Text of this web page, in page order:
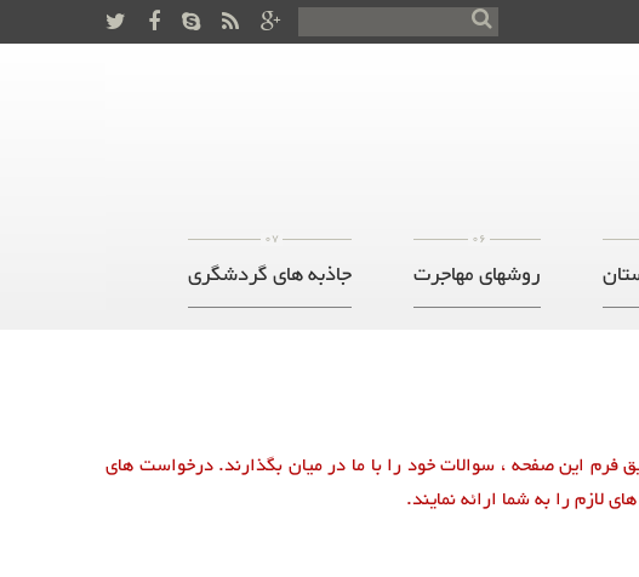
07
جاذبه های گردشگری
06
روشهای مهاجرت
فرم این صفحه ، سوالات خود را با ما در میان بگذارند. درخواست های
لازم را به شما ارائه نمایند.